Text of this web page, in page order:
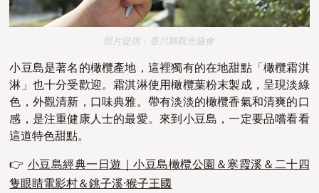
照片提供：香川縣觀光協會
小豆島是著名的橄欖產地，這裡獨有的在地甜點「橄欖霜淇
淋」也十分受歡迎。霜淇淋使用橄欖葉粉末製成，呈現淡綠
色，外觀清新，口味典雅。帶有淡淡的橄欖香氣和清爽的口
感，是注重健康人士的最愛。來到小豆島，一定要品嚐看看
這道特色甜點。
👉 小豆島經典一日遊｜小豆島橄欖公園＆寒霞溪＆二十四
隻眼睛電影村＆銚子溪·猴子王國